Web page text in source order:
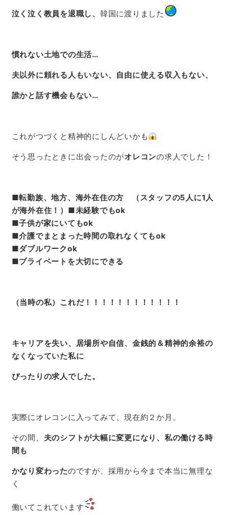
泣く泣く教員を退職し、 韓国に渡りました
慣れない土地での生活…
夫以外に頼れる人もいない、自由に使える収入もない、
誰かと話す機会もない…
これがつづくと精神的にしんどいかも
そう思ったときに出会ったのがオレコンの求人でした！
■転勤族、地方、海外在住の方 （スタッフの5人に1人
が海外在住！） ■未経験でもok
■子供が家にいてもok
■介護でまとまった時間の取れなくてもok
■ダブルワークok
■プライベートを大切にできる
（当時の私）これだ！！！！！！！！！！！！
キャリアを失い、居場所や自信、金銭的＆精神的余裕の
なくなっていた私に
ぴったりの求人でした。
実際にオレコンに入ってみて、現在約２か月。
その間、 夫のシフトが大幅に変更になり、私の働ける時
間も
かなり変わったのですが、 採用から今まで本当に無理な
く
働いてこれています